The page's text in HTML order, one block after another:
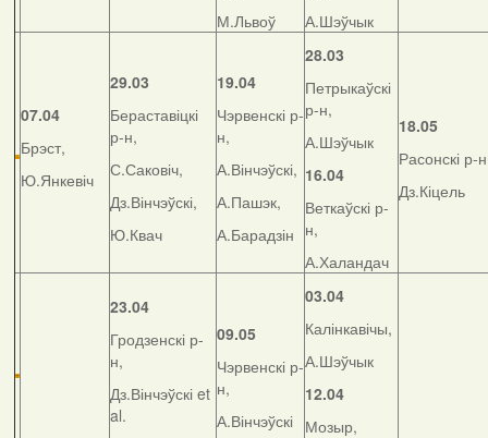
М.Львоў
А.Шэўчык
07.04
Брэст,
Ю.Янкевіч
29.03
Бераставіцкі
р-н,
С.Саковіч,
Дз.Вінчэўскі,
Ю.Квач
19.04
Чэрвенскі р-
н,
А.Вінчэўскі,
А.Пашэк,
А.Барадзін
28.03
Петрыкаўскі
р-н,
А.Шэўчык
16.04
Веткаўскі р-
н,
А.Халандач
18.05
Расонскі р-
Дз.Кіцель
23.04
Гродзенскі р-
н,
Дз.Вінчэўскі et
al.
09.05
Чэрвенскі р-
н,
А.Вінчэўскі
03.04
Калінкавічы,
А.Шэўчык
12.04
Мозыр,